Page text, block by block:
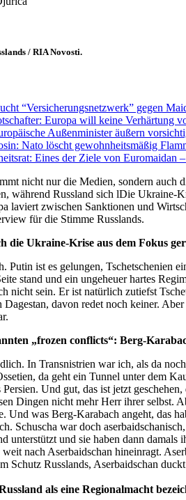
/ RIA Novosti.
“Versicherungsnetzwerk” gegen
Europa will keine Verhärtung
Außenminister äußern
Nato löscht gewohnheitsmäßig
Eines der Ziele von Euromaidan
nicht nur die Medien, sondern auch
während Russland sich lDie
laviert zwischen Sanktionen und
für die Stimme Russlands.
die Ukraine-Krise aus dem Fokus
Putin ist es gelungen, Tschetschenien
stand und ein ungeheuer hartes
nicht sein. Er ist natürlich zutiefst
davon redet noch keiner.
„frozen conflicts“: Berg-
In Transnistrien war ich, als da
da geht ein Tunnel unter dem
Persien. Und gut, das ist jetzt
Dingen nicht mehr Herr ihrer selbst.
Und was Berg-Karabach angeht, das
Schuscha war doch
unterstützt und sie haben dann
nach Aserbaidschan hineinragt.
Schutz Russlands, Aserbaidschan
als eine Regionalmacht